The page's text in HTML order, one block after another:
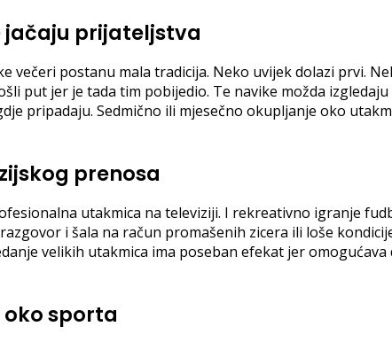
jačaju prijateljstva
večeri postanu mala tradicija. Neko uvijek dolazi prvi.
put jer je tada tim pobijedio. Te navike možda
pripadaju. Sedmično ili mjesečno okupljanje oko
prenosa
utakmica na televiziji. I rekreativno igranje
i šala na račun promašenih zicera ili loše
velikih utakmica ima poseban efekat jer
sporta